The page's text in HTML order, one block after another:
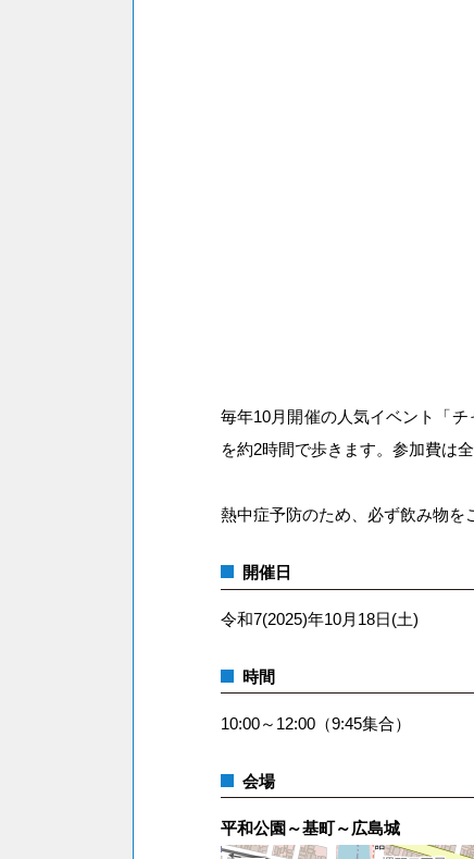
毎年10月開催の人気イベント「
を約2時間で歩きます。参加費は
熱中症予防のため、必ず飲み物を
開催日
令和7(2025)年10月18日(土)
時間
10:00～12:00（9:45集合）
会場
平和公園～基町～広島城